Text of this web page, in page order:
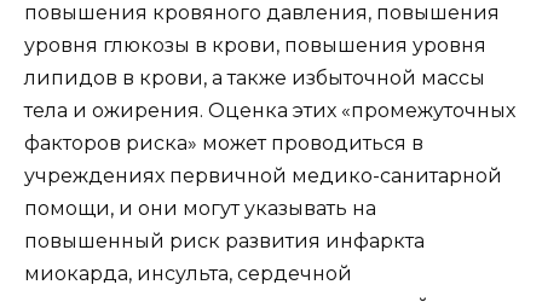
повышения кровяного давления, повышения
уровня глюкозы в крови, повышения уровня
липидов в крови, а также избыточной массы
тела и ожирения. Оценка этих «промежуточных
факторов риска» может проводиться в
учреждениях первичной медико-санитарной
помощи, и они могут указывать на
повышенный риск развития инфаркта
миокарда, инсульта, сердечной